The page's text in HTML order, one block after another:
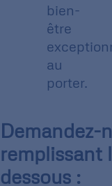
bien-
être
au
porter.
Demandez-
remplissant
dessous :